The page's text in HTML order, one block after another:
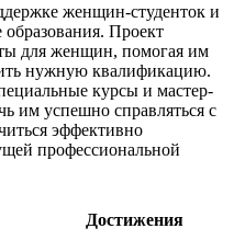
женщин-студенток и
Проект
для женщин, помогая им
нужную квалификацию.
курсы и мастер-
им успешно справляться с
эффективно
профессиональной
Достижения